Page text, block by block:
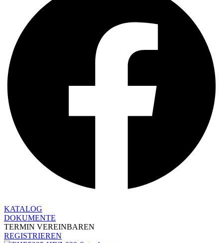
KATALOG
DOKUMENTE
TERMIN VEREINBAREN
REGISTRIEREN